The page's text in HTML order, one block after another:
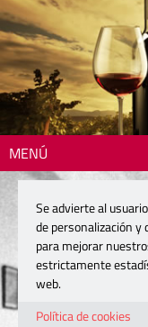
MENÚ
Se advierte al
de personalización y
para mejorar
estrictamente
web.
Política de cookies